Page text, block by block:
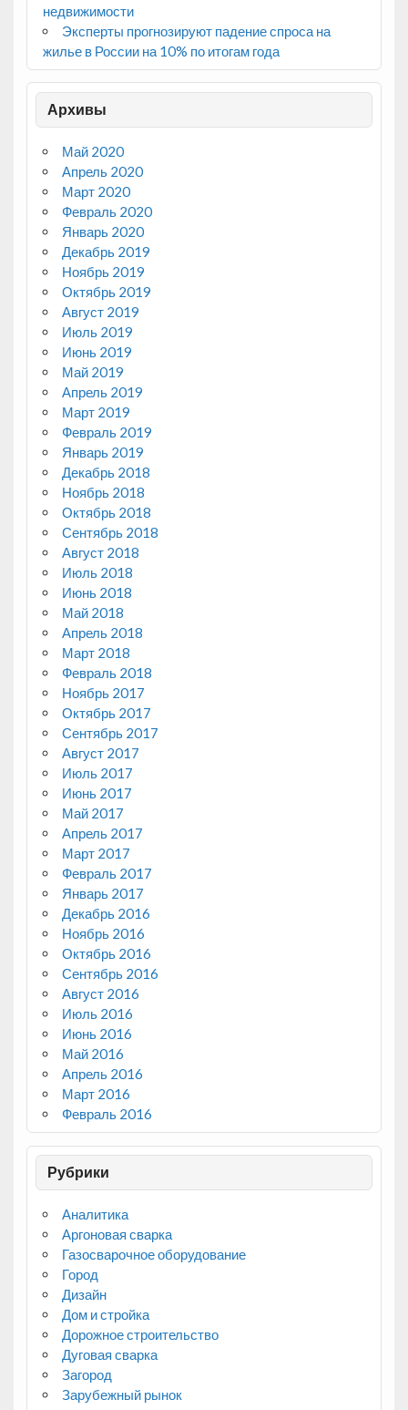
недвижимости
Эксперты прогнозируют падение спроса на
жилье в России на 10% по итогам года
Архивы
Май 2020
Апрель 2020
Март 2020
Февраль 2020
Январь 2020
Декабрь 2019
Ноябрь 2019
Октябрь 2019
Август 2019
Июль 2019
Июнь 2019
Май 2019
Апрель 2019
Март 2019
Февраль 2019
Январь 2019
Декабрь 2018
Ноябрь 2018
Октябрь 2018
Сентябрь 2018
Август 2018
Июль 2018
Июнь 2018
Май 2018
Апрель 2018
Март 2018
Февраль 2018
Ноябрь 2017
Октябрь 2017
Сентябрь 2017
Август 2017
Июль 2017
Июнь 2017
Май 2017
Апрель 2017
Март 2017
Февраль 2017
Январь 2017
Декабрь 2016
Ноябрь 2016
Октябрь 2016
Сентябрь 2016
Август 2016
Июль 2016
Июнь 2016
Май 2016
Апрель 2016
Март 2016
Февраль 2016
Рубрики
Аналитика
Аргоновая сварка
Газосварочное оборудование
Город
Дизайн
Дом и стройка
Дорожное строительство
Дуговая сварка
Загород
Зарубежный рынок